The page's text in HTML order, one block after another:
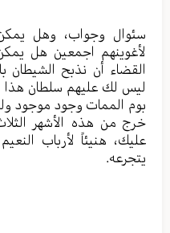
سئوال وجواب، وهل
لأغوينهم اجمعين هل
القضاء أن نذبح الشيطان
ليس لك عليهم سلطان
بوم الممات وجود موجود
خرج من هذه الأشهر
عليك، هنيئاً لأرباب
يتجرعه.